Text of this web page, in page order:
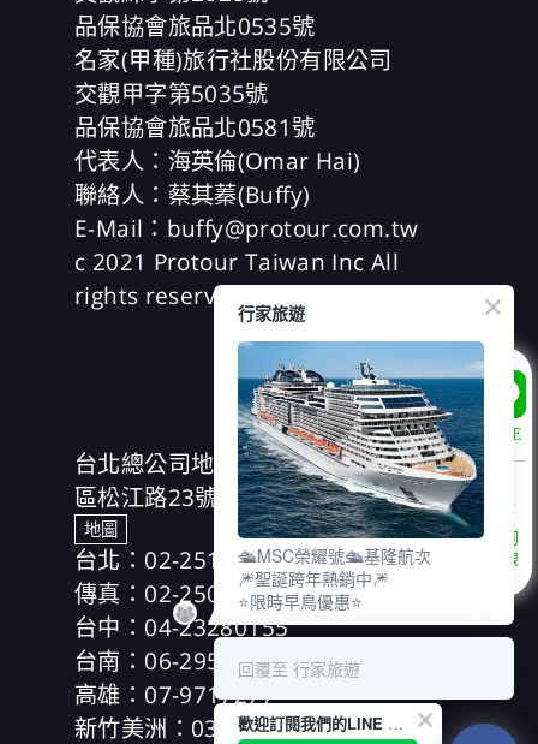
品保協會旅品北0535號
名家(甲種)旅行社股份有限公司
交觀甲字第5035號
品保協會旅品北0581號
代表人：海英倫(Omar Hai)
聯絡人：蔡其蓁(Buffy)
E-Mail：buffy@protour.com.tw
c 2021 Protour Taiwan Inc All
rights reserved
台北總公司地址：(104)台北市中山
區松江路23號7樓、8樓
地圖
台北：02-25166630
傳真：02-25019918
台中：04-23280155
台南：06-2953606
高雄：07-9717277
新竹美洲：03-5354989
LINE
諮詢
專線
行家旅遊
🛳️MSC榮耀號🛳️基隆航次
🎆聖誕跨年熱銷中🎆
⭐限時早鳥優惠⭐
回覆至 行家旅遊
歡迎訂閱我們的LINE 官方帳號